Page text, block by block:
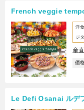
French veggie
洋
ジ
産
価
Le Defi Osanai ルデ